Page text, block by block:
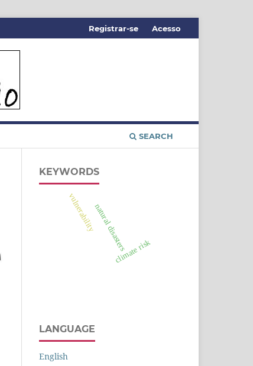
SEARCH
Registrar-se Acesso
KEYWORDS
vulnerability
climate risk
natural disasters
LANGUAGE
English